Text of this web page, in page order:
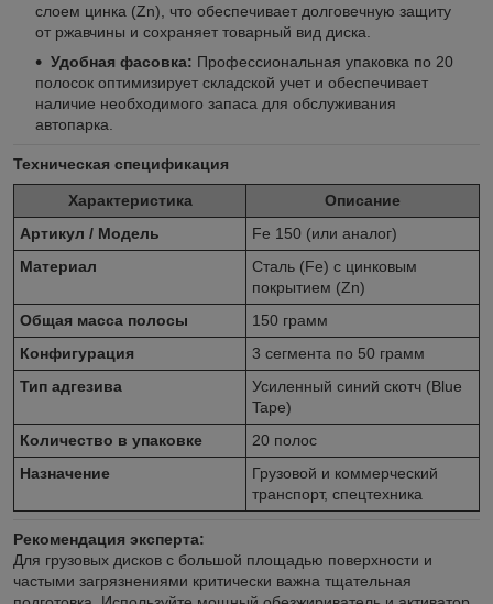
слоем цинка (Zn), что обеспечивает долговечную защиту
от ржавчины и сохраняет товарный вид диска.
Удобная фасовка: Профессиональная упаковка по 20
полосок оптимизирует складской учет и обеспечивает
наличие необходимого запаса для обслуживания
автопарка.
Техническая спецификация
Характеристика
Описание
Артикул / Модель
Fe 150 (или аналог)
Материал
Сталь (Fe) с цинковым
покрытием (Zn)
Общая масса полосы
150 грамм
Конфигурация
3 сегмента по 50 грамм
Тип адгезива
Усиленный синий скотч (Blue
Tape)
Количество в упаковке
20 полос
Назначение
Грузовой и коммерческий
транспорт, спецтехника
Рекомендация эксперта:
Для грузовых дисков с большой площадью поверхности и
частыми загрязнениями критически важна тщательная